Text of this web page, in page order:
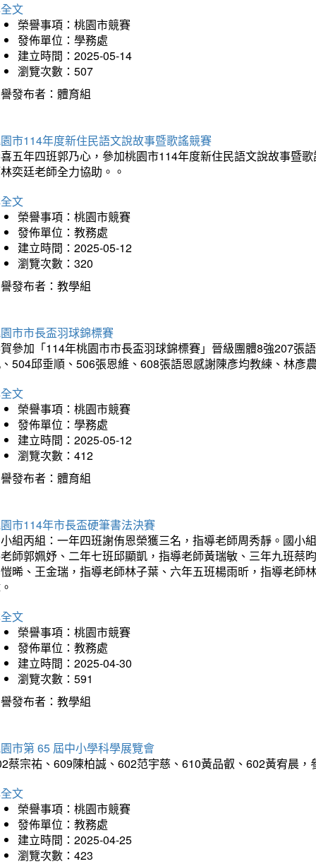
文
榮譽事項：桃園市競賽
發佈單位：學務處
建立時間：2025-05-14
瀏覽次數：507
發布者：體育組
市114年度新住民語文說故事暨歌謠競賽
五年四班郭乃心，參加桃園市114年度新住民語文說故事暨
奕廷老師全力協助。。
文
榮譽事項：桃園市競賽
發佈單位：教務處
建立時間：2025-05-12
瀏覽次數：320
發布者：教學組
市市長盃羽球錦標賽
參加「114年桃園市市長盃羽球錦標賽」晉級團體8強207張
504邱垂順、506張恩維、608張語恩感謝陳彥均教練、林彥
文
榮譽事項：桃園市競賽
發佈單位：學務處
建立時間：2025-05-12
瀏覽次數：412
發布者：體育組
市114年市長盃硬筆書法決賽
組丙組：一年四班謝侑恩榮獲三名，指導老師周秀靜。國小
師郭姵妤、二年七班邱顯凱，指導老師黃瑞敏、三年九班蔡
晞、王金瑞，指導老師林子葉、六年五班楊雨昕，指導老師
文
榮譽事項：桃園市競賽
發佈單位：教務處
建立時間：2025-04-30
瀏覽次數：591
發布者：教學組
市第 65 屆中小學科學展覽會
蔡宗祐、609陳柏誠、602范宇慈、610黃品叡、602黃宥晨
文
榮譽事項：桃園市競賽
發佈單位：教務處
建立時間：2025-04-25
瀏覽次數：423